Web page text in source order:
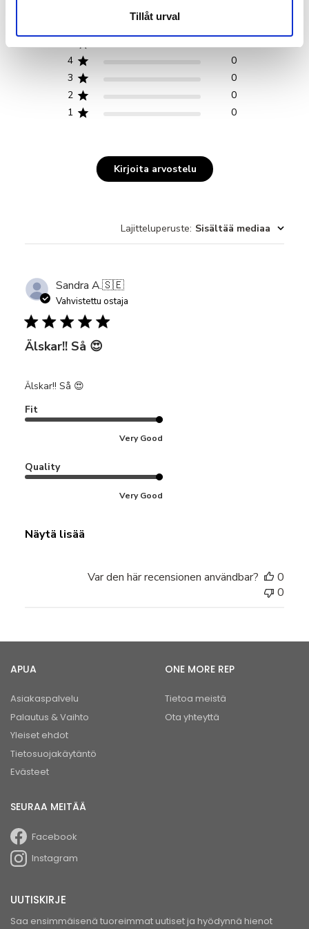
Tillåt urval
Baserat på 1 recensioner
4
0
3
0
2
0
1
0
Kirjoita arvostelu
Lajitteluperuste: Sisältää mediaa
Sandra A.🇸🇪
Vahvistettu ostaja
Älskar!! Så 😍
Älskar!! Så 😍
Fit
Very Good
Quality
Very Good
Näytä lisää
Var den här recensionen användbar?
0
0
APUA
Asiakaspalvelu
Palautus & Vaihto
Yleiset ehdot
Tietosuojakäytäntö
Evästeet
ONE MORE REP
Tietoa meistä
Ota yhteyttä
SEURAA MEITÄÄ
Facebook
Instagram
UUTISKIRJE
Saa ensimmäisenä tuoreimmat uutiset ja hyödynnä hienot